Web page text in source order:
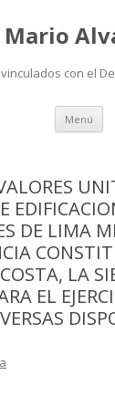
Mario
con el
Menú Ir
DE LIMA
LA
EL